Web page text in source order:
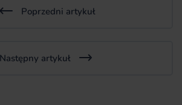
Poprzedni artykuł
Następny artykuł